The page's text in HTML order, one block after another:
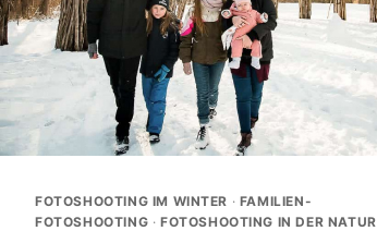
FOTOSHOOTING IM WINTER · FAMILIEN-
FOTOSHOOTING · FOTOSHOOTING IN DER NATUR